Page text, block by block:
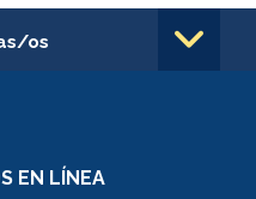
os
EN LÍNEA